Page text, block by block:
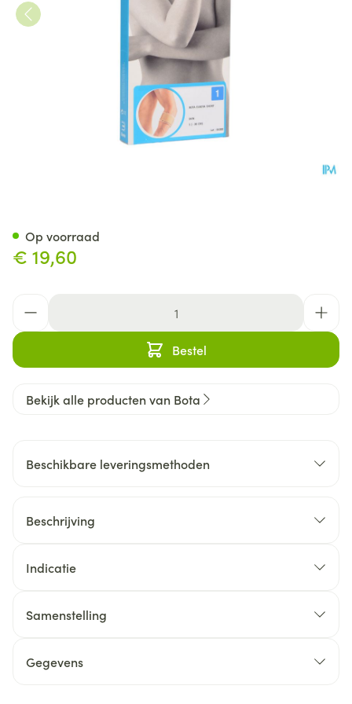
€ 19,60
Bestel
Op voorraad
Bekijk alle producten van Bota
Beschikbare leveringsmethoden
Beschrijving
Indicatie
Samenstelling
Gegevens